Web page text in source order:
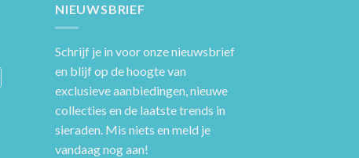
NIEUWSBRIEF
Schrijf je in voor onze nieuwsbrief
en blijf op de hoogte van
exclusieve aanbiedingen, nieuwe
collecties en de laatste trends in
sieraden. Mis niets en meld je
vandaag nog aan!